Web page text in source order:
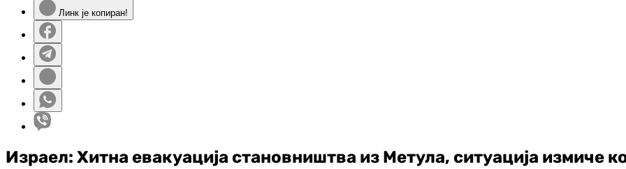
Линк је копиран!
Израел: Хитна евакуација становништва из Метула, ситуација измиче